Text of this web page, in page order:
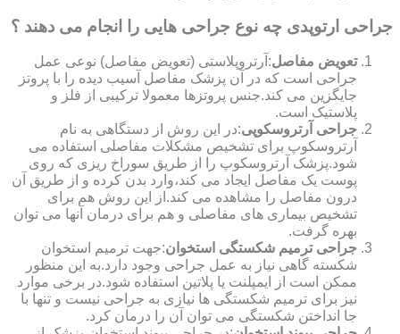
جراحی ارتوپدی چه نوع جراحی هایی را انجام می دهند ؟
تعویض مفاصل:آرتروپلاستی (تعویض مفاصل) نوعی عمل
جراحی است که در آن پزشک مفاصل آسیب دیده را با پروتز
جایگزین می کند.جنس پروتزها معمولا ترکیبی از فلز و
پلاستیک است.
جراحی آرتروسکوپی:در این روش از دستگاهی به نام
آرتروسکوپ برای تشخیص مشکلات مفاصلی استفاده می
شود.پزشک آرتروسکوپ را از طریق سوراخ ریزی که روی
پوست یک مفاصل ایجاد می کند،وارد بدن کرده و از طریق آن
درون مفاصل را مشاهده می کند.از این روش هم برای
تشخیص بیماری های مفاصلی و هم برای درمان آنها می توان
بهره گرفت.
جراحی ترمیم شکستگی استخوان:جهت ترمیم استخوان
شکسته گاهی نیاز به عمل جراحی وجود دارد.به این منظور
ممکن است از ایمپلنت یا پلاتین استفاده شود.در برخی موارد
نیز برای ترمیم شکستگی ها نیازی به جراحی نیست و تنها با
جا انداختن شکستگی می توان آن را درمان کرد.